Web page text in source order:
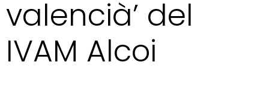
valencià’ del
IVAM Alcoi